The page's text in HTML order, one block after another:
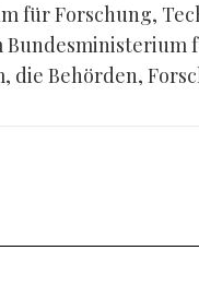
für Forschung,
Bundesministerium
die Behörden,